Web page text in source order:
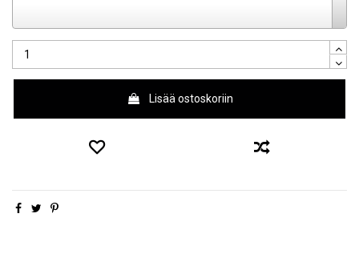
Lisää ostoskoriin